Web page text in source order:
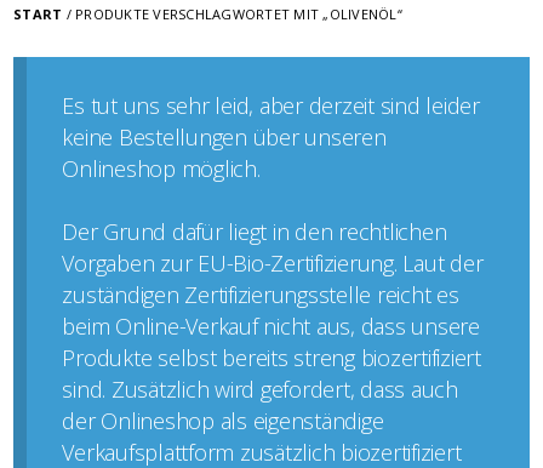
START / PRODUKTE VERSCHLAGWORTET MIT „OLIVENÖL“
Es tut uns sehr leid, aber derzeit sind leider
keine Bestellungen über unseren
Onlineshop möglich.
Der Grund dafür liegt in den rechtlichen
Vorgaben zur EU-Bio-Zertifizierung. Laut der
zuständigen Zertifizierungsstelle reicht es
beim Online-Verkauf nicht aus, dass unsere
Produkte selbst bereits streng biozertifiziert
sind. Zusätzlich wird gefordert, dass auch
der Onlineshop als eigenständige
Verkaufsplattform zusätzlich biozertifiziert